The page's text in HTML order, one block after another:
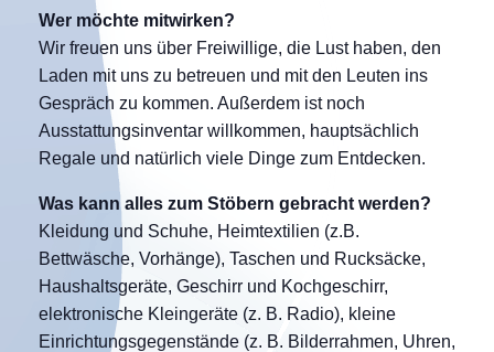
Wer möchte mitwirken?
Wir freuen uns über Freiwillige, die Lust haben, den
Laden mit uns zu betreuen und mit den Leuten ins
Gespräch zu kommen. Außerdem ist noch
Ausstattungsinventar willkommen, hauptsächlich
Regale und natürlich viele Dinge zum Entdecken.
Was kann alles zum Stöbern gebracht werden?
Kleidung und Schuhe, Heimtextilien (z.B.
Bettwäsche, Vorhänge), Taschen und Rucksäcke,
Haushaltsgeräte, Geschirr und Kochgeschirr,
elektronische Kleingeräte (z. B. Radio), kleine
Einrichtungsgegenstände (z. B. Bilderrahmen, Uhren,